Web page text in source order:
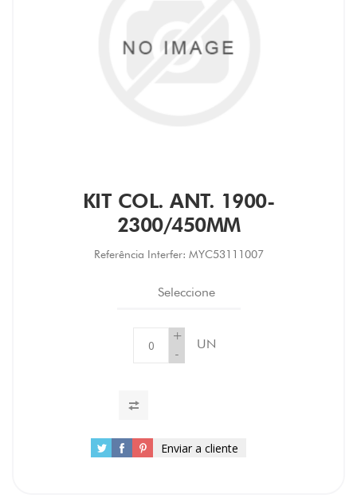
KIT COL. ANT. 1900-
2300/450MM
Referência Interfer: MYC53111007
Seleccione
+
-
UN
Enviar a cliente